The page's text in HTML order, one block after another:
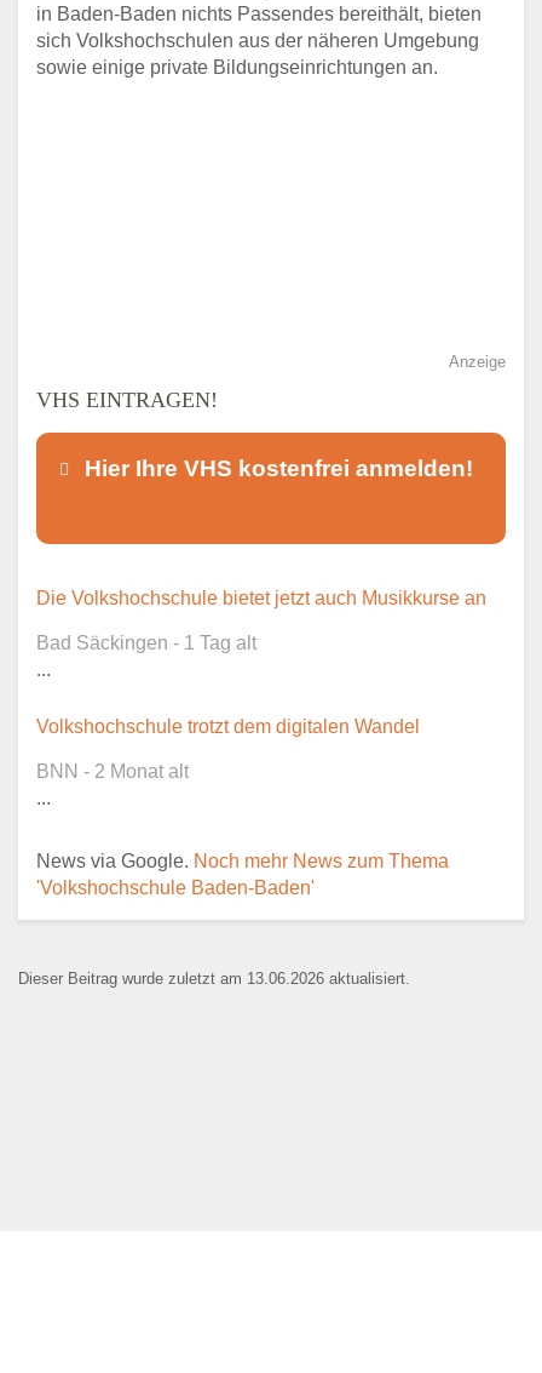
in Baden-Baden nichts Passendes bereithält, bieten
sich Volkshochschulen aus der näheren Umgebung
sowie einige private Bildungseinrichtungen an.
Anzeige
VHS EINTRAGEN!
Hier Ihre VHS kostenfrei anmelden!
Dieser Teil dient lediglich zur
öffentlich sichtbar.
Ansprechpartner
E-Mail*
Die Volkshochschule bietet jetzt auch Musikkurse an
Bad Säckingen - 1 Tag alt
...
Volkshochschule trotzt dem digitalen Wandel
BNN - 2 Monat alt
...
News via Google. Noch mehr News zum Thema
'Volkshochschule Baden-Baden'
Dieser Beitrag wurde zuletzt am 13.06.2026 aktualisiert.